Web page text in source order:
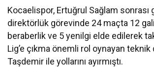
Kocaelispor, Ertuğrul Sağlam
direktörlük görevinde 24 maçta 12
beraberlik ve 5 yenilgi elde edilerek
Lig’e çıkma önemli rol oynayan
Taşdemir ile yollarını ayırmıştı.